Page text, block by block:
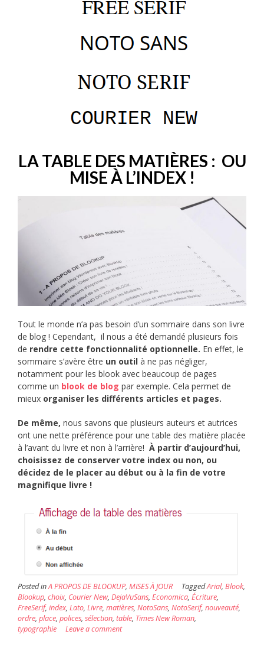
LA TABLE DES MATIÈRES : OU
MISE À L’INDEX !
Tout le monde n’a pas besoin d’un sommaire dans son livre
de blog ! Cependant, il nous a été demandé plusieurs fois
de rendre cette fonctionnalité optionnelle. En effet, le
sommaire s’avère être un outil à ne pas négliger,
notamment pour les blook avec beaucoup de pages
comme un blook de blog par exemple. Cela permet de
mieux organiser les différents articles et pages.
De même, nous savons que plusieurs auteurs et autrices
ont une nette préférence pour une table des matière placée
à l’avant du livre et non à l’arrière! À partir d’aujourd’hui,
choisissez de conserver votre index ou non, ou
décidez de le placer au début ou à la fin de votre
magnifique livre !
Posted inA PROPOS DE BLOOKUP, MISES À JOUR TaggedArial, Blook,
Blookup, choix, Courier New, DejaVuSans, Economica, Écriture,
FreeSerif, index, Lato, Livre, matières, NotoSans, NotoSerif, nouveauté,
ordre, place, polices, sélection, table, Times New Roman,
typographie
Leave a comment